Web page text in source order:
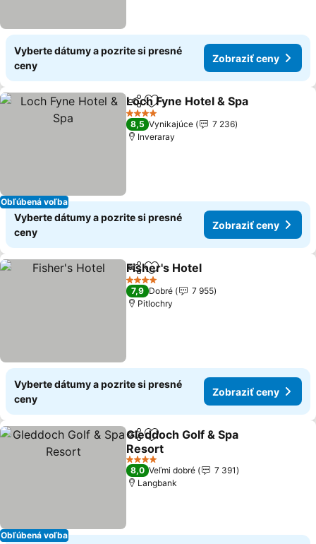
Vyberte dátumy a pozrite si presné
ceny
Zobraziť ceny
Obľúbená voľba
ZdieľaťPridať do obľúbených
Loch Fyne Hotel & Spa
4 Počet hviezdičiek
8,5 Vynikajúce
7 236
Inveraray
Vyberte dátumy a pozrite si presné
ceny
Zobraziť ceny
ZdieľaťPridať do obľúbených
Fisher's Hotel
4 Počet hviezdičiek
7,9 Dobré
7 955
Pitlochry
Vyberte dátumy a pozrite si presné
ceny
Zobraziť ceny
Obľúbená voľba
ZdieľaťPridať do obľúbených
Gleddoch Golf & Spa
Resort
4 Počet hviezdičiek
8,0 Veľmi dobré
7 391
Langbank